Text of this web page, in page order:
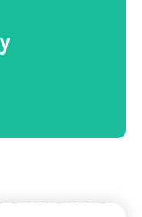
podle Vašich